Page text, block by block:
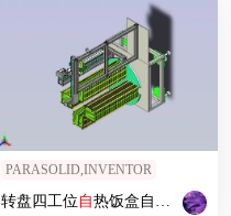
PARASOLID,INVENTOR
转盘四工位自热饭盒自动供料与